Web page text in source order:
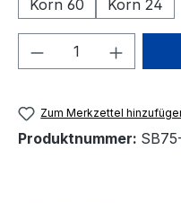
Korn 60
Korn 24
Produkt
Zum Merkzettel
Produktnummer: